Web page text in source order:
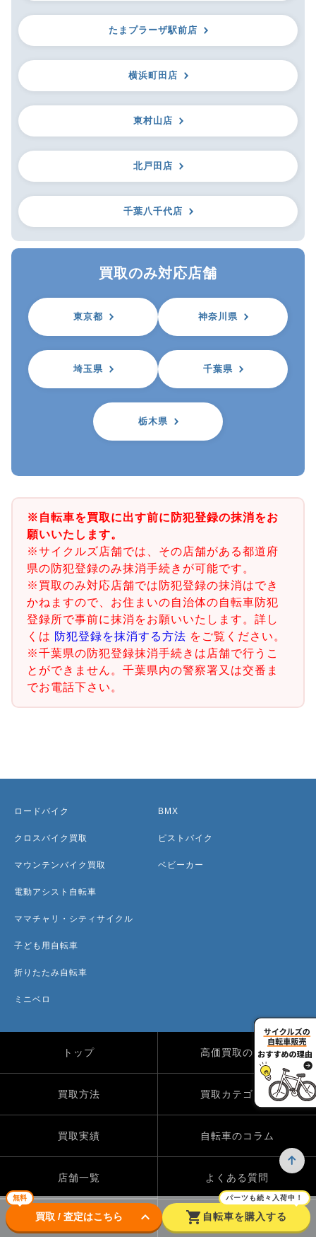
たまプラーザ駅前店
横浜町田店
東村山店
北戸田店
千葉八千代店
買取のみ対応店舗
東京都 神奈川県
埼玉県 千葉県
栃木県
※自転車を買取に出す前に防犯登録の抹消をお
願いいたします。
※サイクルズ店舗では、その店舗がある都道府
県の防犯登録のみ抹消手続きが可能です。
※買取のみ対応店舗では防犯登録の抹消はでき
かねますので、お住まいの自治体の自転車防犯
登録所で事前に抹消をお願いいたします。詳し
くは 防犯登録を抹消する方法 をご覧ください。
※千葉県の防犯登録抹消手続きは店舗で行うこ
とができません。千葉県内の警察署又は交番ま
でお電話下さい。
無料
買取 / 査定はこちら keyboard_arrow_down shopping_cart
パーツも続々入荷中！
自転車を購入する
ロードバイク
クロスバイク買取
マウンテンバイク買取
電動アシスト自転車
ママチャリ・シティサイクル
子ども用自転車
折りたたみ自転車
ミニベロ
BMX
ピストバイク
ベビーカー
トップ 高価買取のワケ
買取方法 買取カテゴリー
買取実績 自転車のコラム
店舗一覧 よくある質問
Instagram X